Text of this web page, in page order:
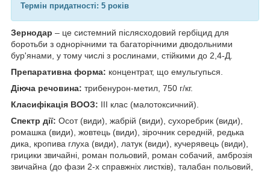
Термін придатності: 5 років
Зернодар – це системний післясходовий гербіцид для
боротьби з однорічними та багаторічними дводольними
бур'янами, у тому числі з рослинами, стійкими до 2,4-Д.
Препаративна форма: концентрат, що емульгупься.
Діюча речовина: трибенурон-метил, 750 г/кг.
Класифікація ВООЗ: III клас (малотоксичний).
Спектр дії: Осот (види), жабрій (види), сухоребрик (види),
ромашка (види), жовтець (види), зірочник середній, редька
дика, кропива глуха (види), латук (види), кучерявець (види),
грицики звичайні, роман польовий, роман собачий, амброзія
звичайна (до фази 2-х справжніх листків), талабан польовий,